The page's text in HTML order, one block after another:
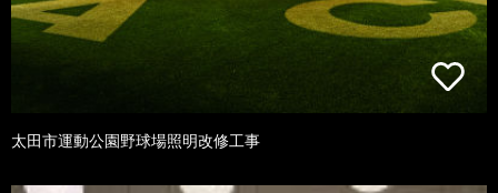
太田市運動公園野球場照明改修工事